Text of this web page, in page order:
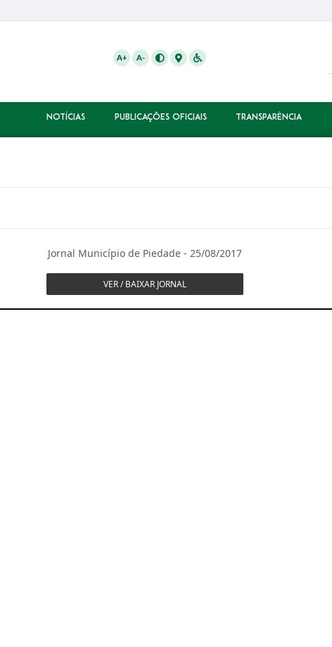
A+ A-
NOTÍCIAS PUBLICAÇÕES OFICIAIS TRANSPARÊNCIA
Jornal Município de Piedade - 25/08/2017
VER / BAIXAR JORNAL